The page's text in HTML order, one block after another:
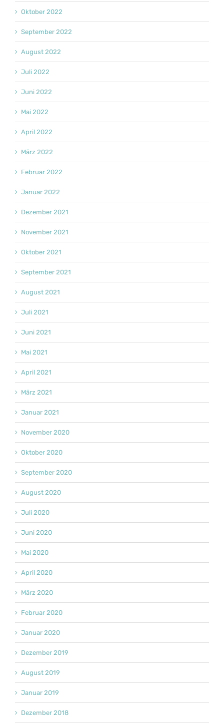
Oktober 2022
September 2022
August 2022
Juli 2022
Juni 2022
Mai 2022
April 2022
März 2022
Februar 2022
Januar 2022
Dezember 2021
November 2021
Oktober 2021
September 2021
August 2021
Juli 2021
Juni 2021
Mai 2021
April 2021
März 2021
Januar 2021
November 2020
Oktober 2020
September 2020
August 2020
Juli 2020
Juni 2020
Mai 2020
April 2020
März 2020
Februar 2020
Januar 2020
Dezember 2019
August 2019
Januar 2019
Dezember 2018